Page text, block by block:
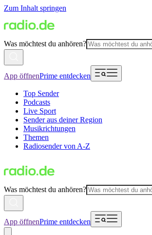
Zum Inhalt springen
Was möchtest du anhören?
App öffnenPrime entdecken
Top Sender
Podcasts
Live Sport
Sender aus deiner Region
Musikrichtungen
Themen
Radiosender von A-Z
Was möchtest du anhören?
App öffnenPrime entdecken